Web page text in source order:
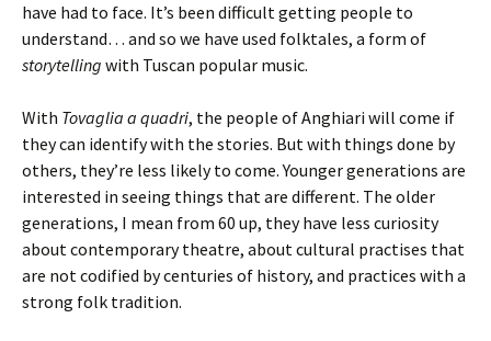
have had to face. It’s been difficult getting people to
understand… and so we have used folktales, a form of
storytelling with Tuscan popular music.
With Tovaglia a quadri, the people of Anghiari will come if
they can identify with the stories. But with things done by
others, they’re less likely to come. Younger generations are
interested in seeing things that are different. The older
generations, I mean from 60 up, they have less curiosity
about contemporary theatre, about cultural practises that
are not codified by centuries of history, and practices with a
strong folk tradition.